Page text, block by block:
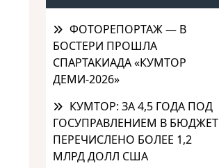
ФОТОРЕПОРТАЖ — В
БОСТЕРИ ПРОШЛА
СПАРТАКИАДА «КУМТОР
ДЕМИ-2026»
КУМТОР: ЗА 4,5 ГОДА ПОД
ГОСУПРАВЛЕНИЕМ В БЮДЖЕТ
ПЕРЕЧИСЛЕНО БОЛЕЕ 1,2
МЛРД ДОЛЛ США